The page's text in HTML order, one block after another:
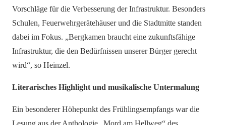
Vorschläge für die Verbesserung der Infrastruktur. Besonders
Schulen, Feuerwehrgerätehäuser und die Stadtmitte standen
dabei im Fokus. „Bergkamen braucht eine zukunftsfähige
Infrastruktur, die den Bedürfnissen unserer Bürger gerecht
wird“, so Heinzel.
Literarisches Highlight und musikalische Untermalung
Ein besonderer Höhepunkt des Frühlingsempfangs war die